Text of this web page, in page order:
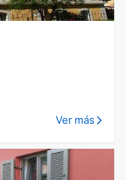
Ver más